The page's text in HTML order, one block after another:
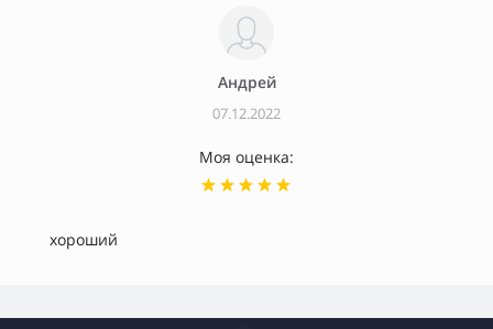
Андрей
07.12.2022
Моя оценка:
хороший